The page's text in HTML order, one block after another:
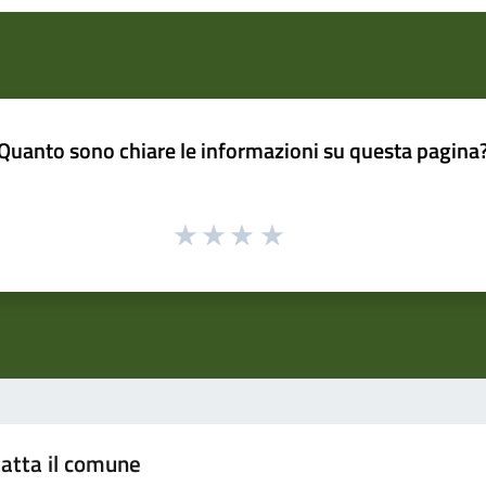
sono chiare le informazioni su questa
il comune